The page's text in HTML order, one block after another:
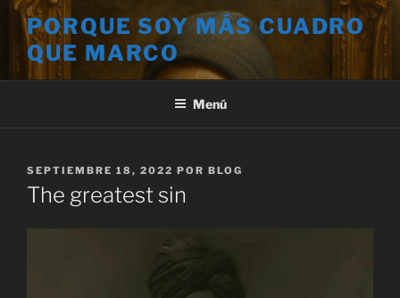
Saltar
contenido
PORQUE SOY MÁS CUADRO
QUE MARCO
Menú
PUBLICADO
EL
SEPTIEMBRE 18, 2022 POR BLOG
The greatest sin